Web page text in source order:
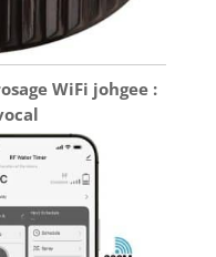
WiFi johgee :